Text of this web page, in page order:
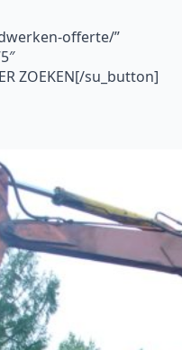
offerte/”
ZOEKEN[/su_button]